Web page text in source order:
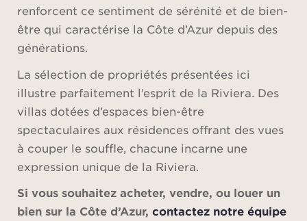
renforcent ce sentiment de sérénité et de bien-
être qui caractérise la Côte d’Azur depuis des
générations.
La sélection de propriétés présentées ici
illustre parfaitement l’esprit de la Riviera. Des
villas dotées d’espaces bien-être
spectaculaires aux résidences offrant des vues
à couper le souffle, chacune incarne une
expression unique de la Riviera.
Si vous souhaitez acheter, vendre, ou louer un
bien sur la Côte d’Azur, contactez notre équipe